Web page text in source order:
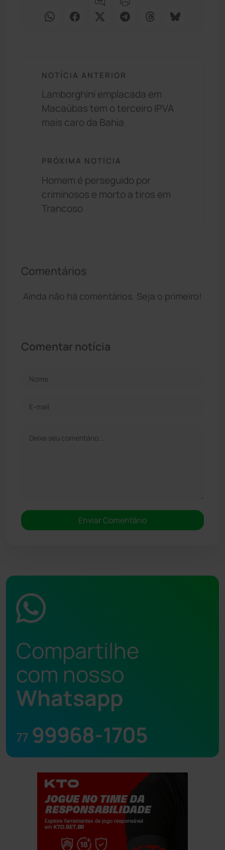
NOTÍCIA ANTERIOR
Lamborghini emplacada em
Macaúbas tem o terceiro IPVA
mais caro da Bahia
PRÓXIMA NOTÍCIA
Homem é perseguido por
criminosos e morto a tiros em
Trancoso
Comentários
Ainda não há comentários. Seja o primeiro!
Comentar notícia
Compartilhe
com nosso
Whatsapp
77 99968-1705